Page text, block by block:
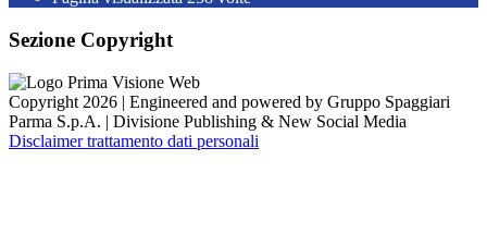
Sezione Copyright
Copyright 2026 | Engineered and powered by Gruppo Spaggiari
Parma S.p.A. | Divisione Publishing & New Social Media
Disclaimer trattamento dati personali